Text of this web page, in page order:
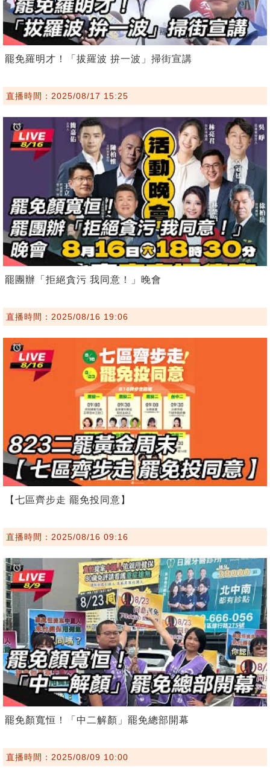
罷免羅明才！「拔羅波 拚一波」掃街宣講
直播時間：2025/08/17 15:25
罷團辦「拒絕貪污 我同意！」晚會
直播時間：2025/08/16 19:06
【七區齊步走 罷免投同意】
直播時間：2025/08/16 09:16
罷免顏寬恒！「中二解顏」罷免總部開幕
直播時間：2025/08/09 10:00